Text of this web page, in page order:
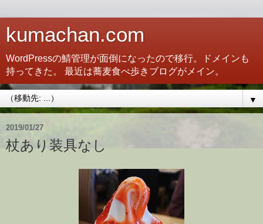
kumachan.com
WordPressの鯖管理が面倒になったので移行。ドメインも
持ってきた。 最近は蕎麦食べ歩きブログがメイン。
▼
2019/01/27
杖あり装具なし